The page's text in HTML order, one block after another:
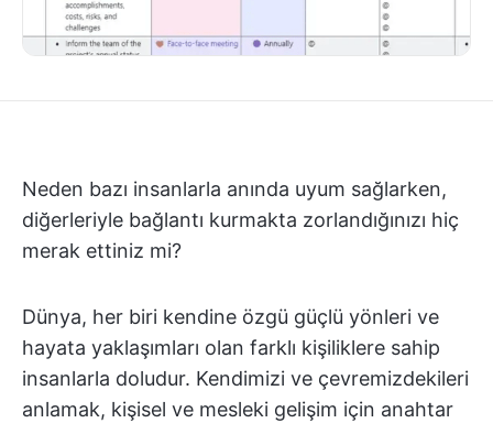
Neden bazı insanlarla anında uyum sağlarken,
diğerleriyle bağlantı kurmakta zorlandığınızı hiç
merak ettiniz mi?
Dünya, her biri kendine özgü güçlü yönleri ve
hayata yaklaşımları olan farklı kişiliklere sahip
insanlarla doludur. Kendimizi ve çevremizdekileri
anlamak, kişisel ve mesleki gelişim için anahtar